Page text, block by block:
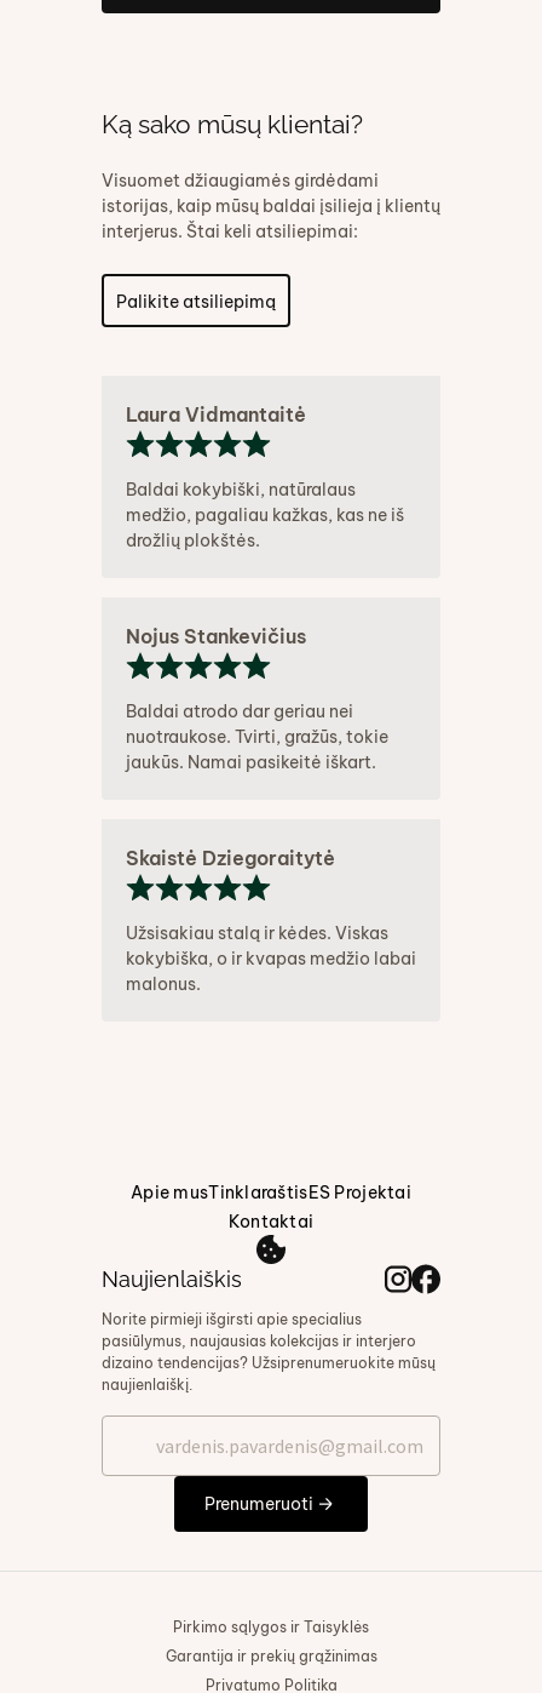
Ką sako mūsų klientai?
Visuomet džiaugiamės girdėdami
istorijas, kaip mūsų baldai įsilieja į klientų
interjerus. Štai keli atsiliepimai:
Palikite atsiliepimą
Laura Vidmantaitė
Baldai kokybiški, natūralaus
medžio, pagaliau kažkas, kas ne iš
drožlių plokštės.
Nojus Stankevičius
Baldai atrodo dar geriau nei
nuotraukose. Tvirti, gražūs, tokie
jaukūs. Namai pasikeitė iškart.
Skaistė Dziegoraitytė
Užsisakiau stalą ir kėdes. Viskas
kokybiška, o ir kvapas medžio labai
malonus.
Apie musTinklaraštisES Projektai
Kontaktai
Naujienlaiškis
Norite pirmieji išgirsti apie specialius
pasiūlymus, naujausias kolekcijas ir interjero
dizaino tendencijas? Užsiprenumeruokite mūsų
naujienlaiškį.
Prenumeruoti
Pirkimo sąlygos ir Taisyklės
Garantija ir prekių grąžinimas
Privatumo Politika